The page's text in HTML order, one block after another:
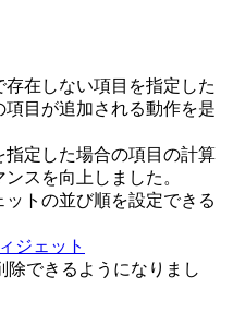
在しない項目を指定した
目が追加される動作を是
定した場合の項目の計算
スを向上しました。
トの並び順を設定できる
ジェット
除できるようになりまし